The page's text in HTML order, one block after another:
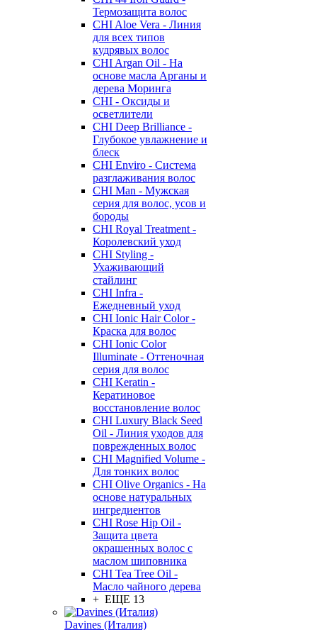
Термозащита волос
CHI Aloe Vera - Линия
для всех типов
кудрявых волос
CHI Argan Oil - На
основе масла Арганы и
дерева Моринга
CHI - Оксиды и
осветлители
CHI Deep Brilliance -
Глубокое увлажнение и
блеск
CHI Enviro - Система
разглаживания волос
CHI Man - Мужская
серия для волос, усов и
бороды
CHI Royal Treatment -
Королевский уход
CHI Styling -
Ухаживающий
стайлинг
CHI Infra -
Ежедневный уход
CHI Ionic Hair Color -
Краска для волос
CHI Ionic Color
Illuminate - Оттеночная
серия для волос
CHI Keratin -
Кератиновое
восстановление волос
CHI Luxury Black Seed
Oil - Линия уходов для
поврежденных волос
CHI Magnified Volume -
Для тонких волос
CHI Olive Organics - На
основе натуральных
ингредиентов
CHI Rose Hip Oil -
Защита цвета
окрашенных волос с
маслом шиповника
CHI Tea Tree Oil -
Масло чайного дерева
+ ЕЩЕ 13
Davines (Италия)